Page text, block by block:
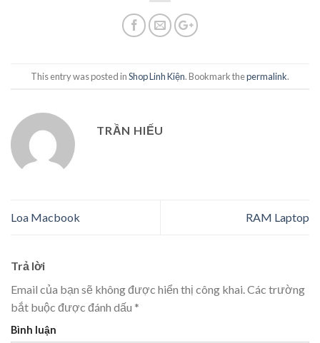
This entry was posted inShop Linh Kiện. Bookmark thepermalink.
TRẦN HIẾU
Loa Macbook RAM Laptop
Trả lời
Email của bạn sẽ không được hiển thị công khai. Các trường
bắt buộc được đánh dấu *
Bình luận